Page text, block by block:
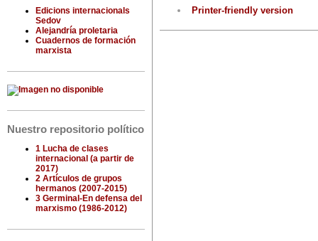
Edicions internacionals
Sedov
Alejandría proletaria
Cuadernos de formación
marxista
Nuestro repositorio político
1 Lucha de clases
internacional (a partir de
2017)
2 Artículos de grupos
hermanos (2007-2015)
3 Germinal-En defensa del
marxismo (1986-2012)
Printer-friendly version